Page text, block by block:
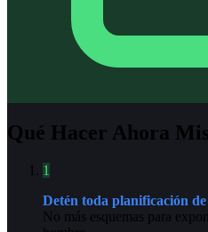
Qué Hacer Ahora
1
Detén toda planificación
No más esquemas para